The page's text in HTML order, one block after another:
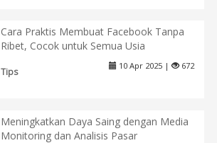
Cara Praktis Membuat Facebook Tanpa
Ribet, Cocok untuk Semua Usia
Tips
10 Apr 2025 | 672
Meningkatkan Daya Saing dengan Media
Monitoring dan Analisis Pasar